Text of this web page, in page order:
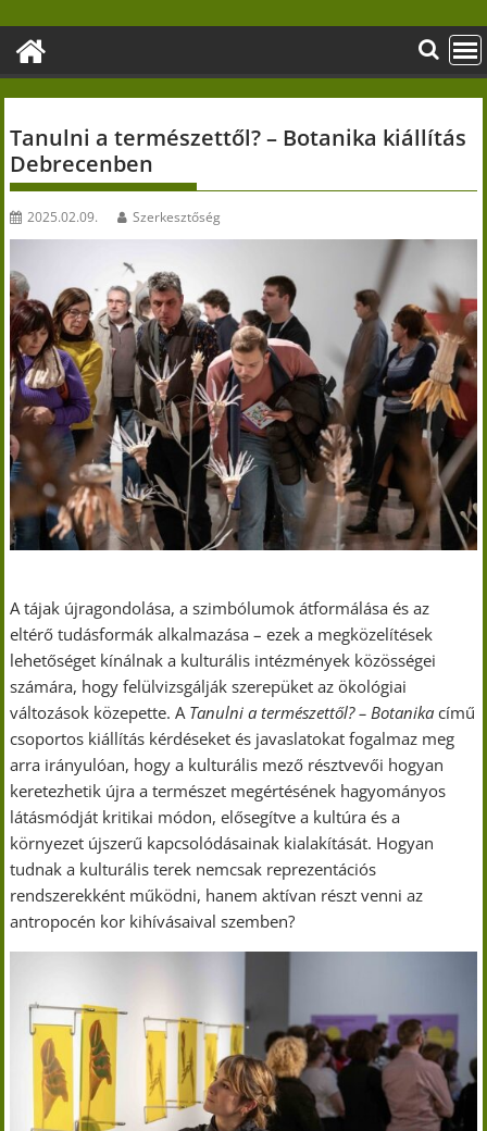
content
Tanulni a természettől? – Botanika kiállítás
Debrecenben
2025.02.09. Szerkesztőség
A tájak újragondolása, a szimbólumok átformálása és az
eltérő tudásformák alkalmazása – ezek a megközelítések
lehetőséget kínálnak a kulturális intézmények közösségei
számára, hogy felülvizsgálják szerepüket az ökológiai
változások közepette. A Tanulni a természettől? – Botanikacímű
csoportos kiállítás kérdéseket és javaslatokat fogalmaz meg
arra irányulóan, hogy a kulturális mező résztvevői hogyan
keretezhetik újra a természet megértésének hagyományos
látásmódját kritikai módon, elősegítve a kultúra és a
környezet újszerű kapcsolódásainak kialakítását. Hogyan
tudnak a kulturális terek nemcsak reprezentációs
rendszerekként működni, hanem aktívan részt venni az
antropocén kor kihívásaival szemben?